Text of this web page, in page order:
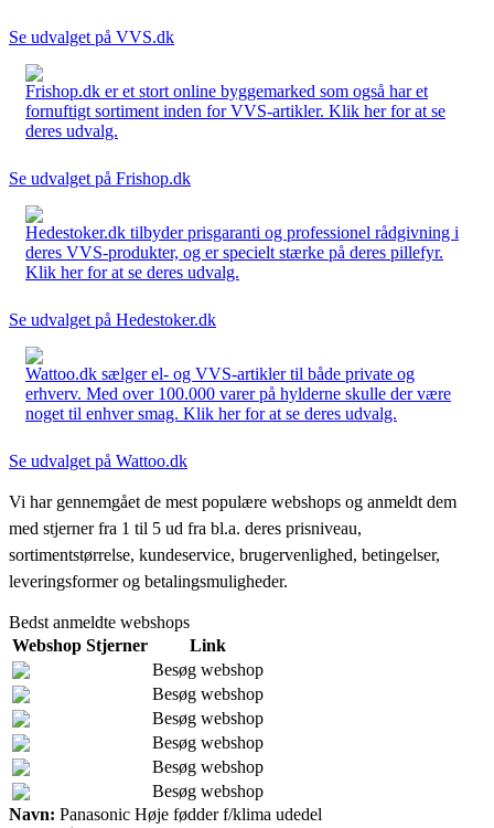
Se udvalget på VVS.dk
Frishop.dk er et stort online byggemarked som også har et
fornuftigt sortiment inden for VVS-artikler. Klik her for at se
deres udvalg.
Se udvalget på Frishop.dk
Hedestoker.dk tilbyder prisgaranti og professionel rådgivning i
deres VVS-produkter, og er specielt stærke på deres pillefyr.
Klik her for at se deres udvalg.
Se udvalget på Hedestoker.dk
Wattoo.dk sælger el- og VVS-artikler til både private og
erhverv. Med over 100.000 varer på hylderne skulle der være
noget til enhver smag. Klik her for at se deres udvalg.
Se udvalget på Wattoo.dk
Vi har gennemgået de mest populære webshops og anmeldt dem
med stjerner fra 1 til 5 ud fra bl.a. deres prisniveau,
sortimentstørrelse, kundeservice, brugervenlighed, betingelser,
leveringsformer og betalingsmuligheder.
Bedst anmeldte webshops
Webshop Stjerner
Link
Besøg webshop
Besøg webshop
Besøg webshop
Besøg webshop
Besøg webshop
Besøg webshop
Navn: Panasonic Høje fødder f/klima udedel